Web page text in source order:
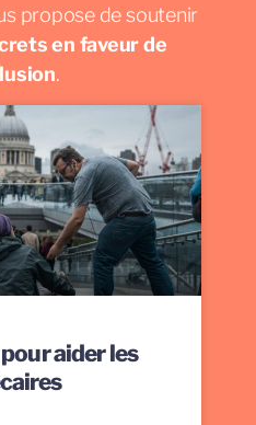
propose de soutenir
en faveur de
.
aider les